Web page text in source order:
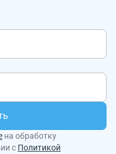
на обработку
с Политикой